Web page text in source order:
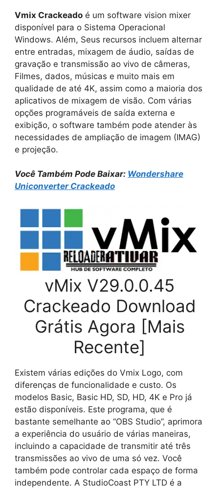
Vmix Crackeado é um software vision mixer
disponível para o Sistema Operacional
Windows. Além, Seus recursos incluem alternar
entre entradas, mixagem de áudio, saídas de
gravação e transmissão ao vivo de câmeras,
Filmes, dados, músicas e muito mais em
qualidade de até 4K, assim como a maioria dos
aplicativos de mixagem de visão. Com várias
opções programáveis de saída externa e
exibição, o software também pode atender às
necessidades de ampliação de imagem (IMAG)
e projeção.
Você Também Pode Baixar: Wondershare
Uniconverter Crackeado
vMix V29.0.0.45
Crackeado Download
Grátis Agora [Mais
Recente]
Existem várias edições do Vmix Logo, com
diferenças de funcionalidade e custo. Os
modelos Basic, Basic HD, SD, HD, 4K e Pro já
estão disponíveis. Este programa, que é
bastante semelhante ao “OBS Studio”, aprimora
a experiência do usuário de várias maneiras,
incluindo a capacidade de transmitir até três
transmissões ao vivo de uma só vez. Você
também pode controlar cada espaço de forma
independente. A StudioCoast PTY LTD é a